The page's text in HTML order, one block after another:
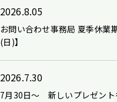
2026.8.05
お問い合わせ事務局 夏季休業
(日)】
2026.7.30
7月30日～ 新しいプレゼント